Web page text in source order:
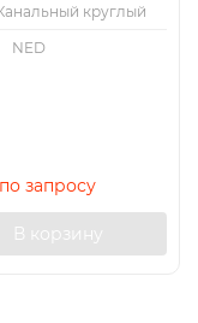
круглый
NED
запросу
В корзину